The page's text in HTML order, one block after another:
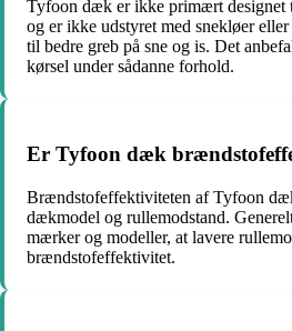
Tyfoon dæk er ikke primært designet
og er ikke udstyret med snekløer
til bedre greb på sne og is. Det
kørsel under sådanne forhold.
Er Tyfoon dæk
Brændstofeffektiviteten af Tyfoon
dækmodel og rullemodstand.
mærker og modeller, at lavere
brændstofeffektivitet.